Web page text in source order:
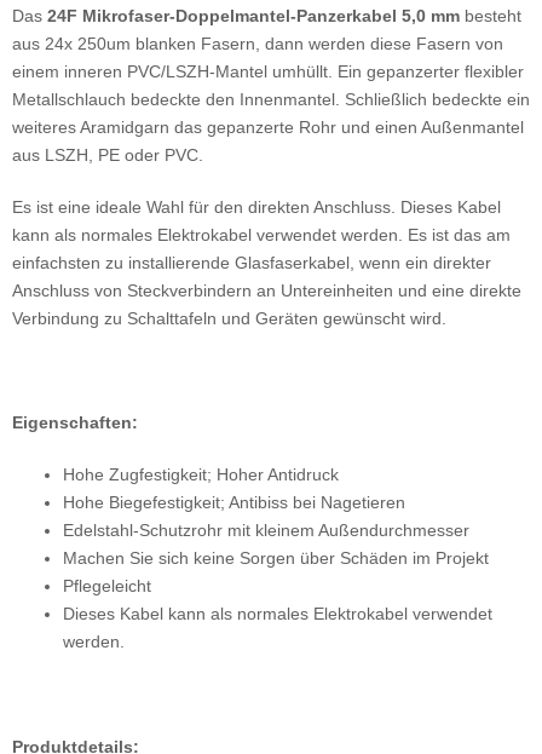
Das 24F Mikrofaser-Doppelmantel-Panzerkabel 5,0 mm besteht
aus 24x 250um blanken Fasern, dann werden diese Fasern von
einem inneren PVC/LSZH-Mantel umhüllt. Ein gepanzerter flexibler
Metallschlauch bedeckte den Innenmantel. Schließlich bedeckte ein
weiteres Aramidgarn das gepanzerte Rohr und einen Außenmantel
aus LSZH, PE oder PVC.
Es ist eine ideale Wahl für den direkten Anschluss. Dieses Kabel
kann als normales Elektrokabel verwendet werden. Es ist das am
einfachsten zu installierende Glasfaserkabel, wenn ein direkter
Anschluss von Steckverbindern an Untereinheiten und eine direkte
Verbindung zu Schalttafeln und Geräten gewünscht wird.
Eigenschaften:
Hohe Zugfestigkeit; Hoher Antidruck
Hohe Biegefestigkeit; Antibiss bei Nagetieren
Edelstahl-Schutzrohr mit kleinem Außendurchmesser
Machen Sie sich keine Sorgen über Schäden im Projekt
Pflegeleicht
Dieses Kabel kann als normales Elektrokabel verwendet
werden.
Produktdetails: